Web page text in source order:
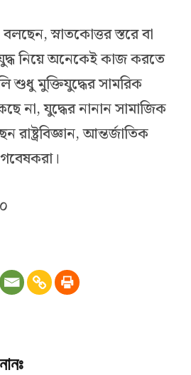
স্নাতকোত্তর স্তরে বা
নিয়ে অনেকেই কাজ করতে
শুধু মুক্তিযুদ্ধের সামরিক
না, যুদ্ধের নানান সামাজিক
রাষ্ট্রবিজ্ঞান, আন্তর্জাতিক